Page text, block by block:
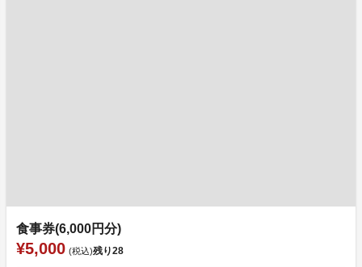
食事券(6,000円分)
¥5,000 (税込)残り28